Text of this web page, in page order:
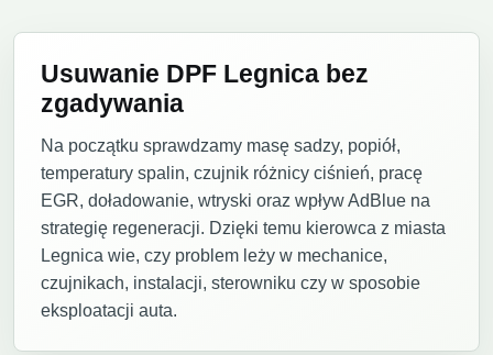
Usuwanie DPF Legnica bez
zgadywania
Na początku sprawdzamy masę sadzy, popiół,
temperatury spalin, czujnik różnicy ciśnień, pracę
EGR, doładowanie, wtryski oraz wpływ AdBlue na
strategię regeneracji. Dzięki temu kierowca z miasta
Legnica wie, czy problem leży w mechanice,
czujnikach, instalacji, sterowniku czy w sposobie
eksploatacji auta.